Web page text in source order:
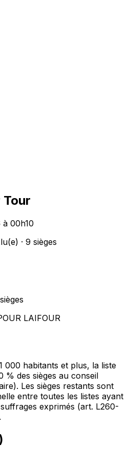
Tour
00h10
· 9 sièges
LAIFOUR
000 habitants et plus, la liste
% des sièges au conseil
Les sièges restants sont
entre toutes les listes ayant
exprimés (art. L260-